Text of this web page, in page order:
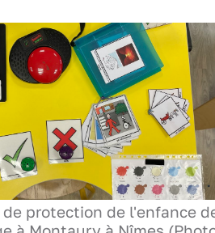
de protection de l'enfance